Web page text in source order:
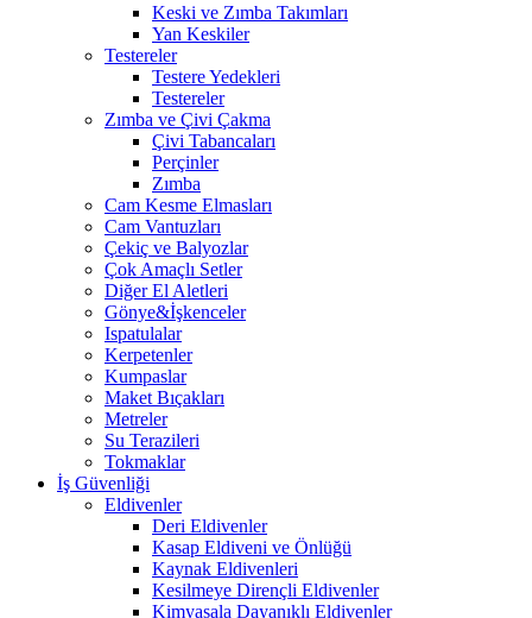
Keski ve Zımba Takımları
Yan Keskiler
Testereler
Testere Yedekleri
Testereler
Zımba ve Çivi Çakma
Çivi Tabancaları
Perçinler
Zımba
Cam Kesme Elmasları
Cam Vantuzları
Çekiç ve Balyozlar
Çok Amaçlı Setler
Diğer El Aletleri
Gönye&İşkenceler
Ispatulalar
Kerpetenler
Kumpaslar
Maket Bıçakları
Metreler
Su Terazileri
Tokmaklar
İş Güvenliği
Eldivenler
Deri Eldivenler
Kasap Eldiveni ve Önlüğü
Kaynak Eldivenleri
Kesilmeye Dirençli Eldivenler
Kimyasala Dayanıklı Eldivenler